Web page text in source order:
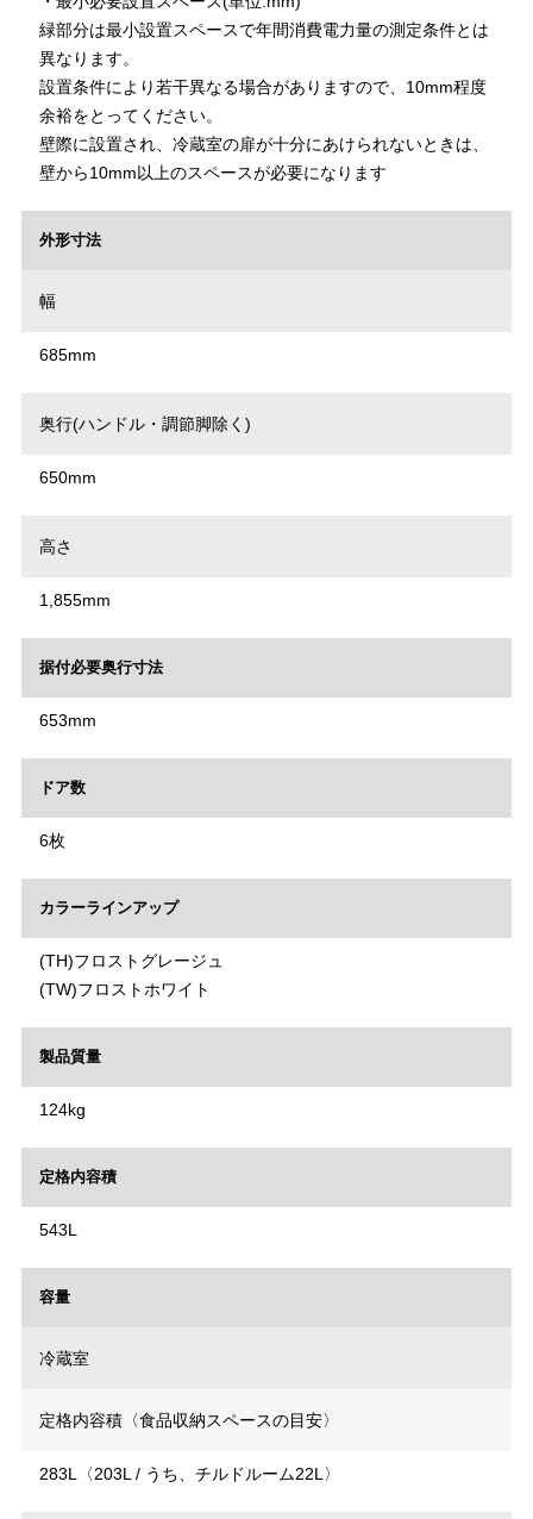
緑部分は最小設置スペースで年間消費電力量の測定条件とは
異なります。
設置条件により若干異なる場合がありますので、10mm程度
余裕をとってください。
壁際に設置され、冷蔵室の扉が十分にあけられないときは、
壁から10mm以上のスペースが必要になります
外形寸法
幅
685mm
奥行(ハンドル・調節脚除く)
650mm
高さ
1,855mm
据付必要奥行寸法
653mm
ドア数
6枚
カラーラインアップ
(TH)フロストグレージュ
(TW)フロストホワイト
製品質量
124kg
定格内容積
543L
容量
冷蔵室
定格内容積〈食品収納スペースの目安〉
283L〈203L / うち、チルドルーム22L〉